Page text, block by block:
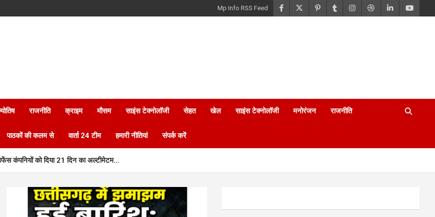
Mp Info RSS Feed
राजनीति क्राइम मौसम साइंस टेक्नोलॉजी सेहत खेल साइंस टेक्नोलॉजी मनोरंजन राजनीति
पाठकों की कलम से वार्ता 24 टीम हमारी नीतियां संपर्क करें
कंपनियों को दिया 21 दिन का अल्टीमेटम…